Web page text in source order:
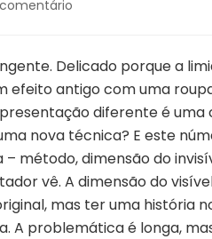
a
originalidade:
uma
perspectiva
marxista
sobre
criação
na
mágica
Delicado porque a
efeito antigo com uma
diferente é uma
nova técnica? E este
método, dimensão do
vê. A dimensão do
mas ter uma história
problemática é longa,